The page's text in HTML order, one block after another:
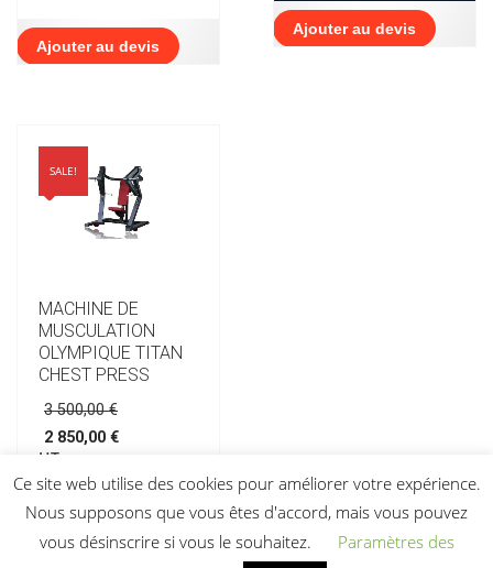
450,00 €.
actuel
est :
2
Ajouter au devis
Ajouter au devis
SALE!
MACHINE DE
MUSCULATION
OLYMPIQUE TITAN
CHEST PRESS
3 500,00€
3
500,00 €.
2 850,00 €
Le
prix
actuel
est :
2
850,00 €.
HT
Ajouter au devis
Ce site web utilise des cookies pour améliorer votre expérience.
Nous supposons que vous êtes d'accord, mais vous pouvez
vous désinscrire si vous le souhaitez.
Paramètres des